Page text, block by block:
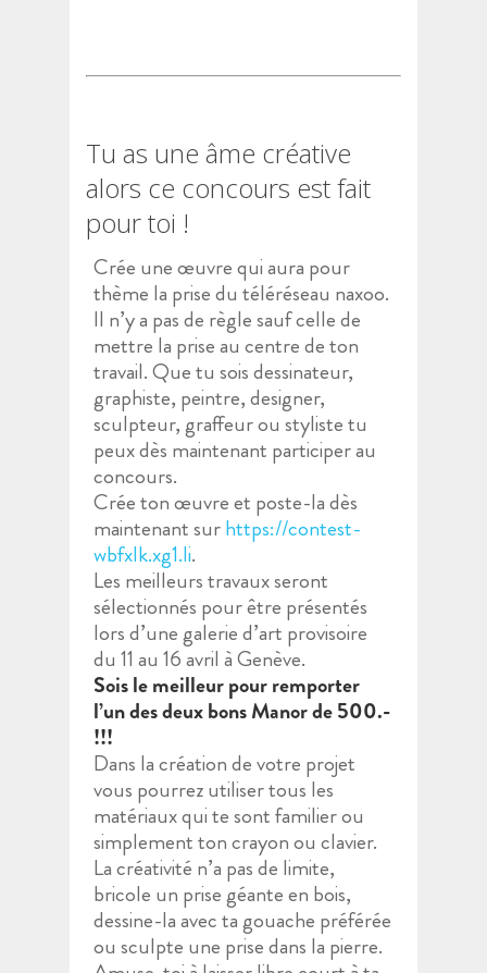
Tu as une âme créative
alors ce concours est fait
pour toi !
Crée une œuvre qui aura pour
thème la prise du téléréseau naxoo.
Il n’y a pas de règle sauf celle de
mettre la prise au centre de ton
travail. Que tu sois dessinateur,
graphiste, peintre, designer,
sculpteur, graffeur ou styliste tu
peux dès maintenant participer au
concours.
Crée ton œuvre et poste-la dès
maintenant surhttps://contest-
wbfxlk.xg1.li.
Les meilleurs travaux seront
sélectionnés pour être présentés
lors d’une galerie d’art provisoire
du 11 au 16 avril à Genève.
Sois le meilleur pour remporter
l’un des deux bons Manor de 500.-
!!!
Dans la création de votre projet
vous pourrez utiliser tous les
matériaux qui te sont familier ou
simplement ton crayon ou clavier.
La créativité n’a pas de limite,
bricole un prise géante en bois,
dessine-la avec ta gouache préférée
ou sculpte une prise dans la pierre.